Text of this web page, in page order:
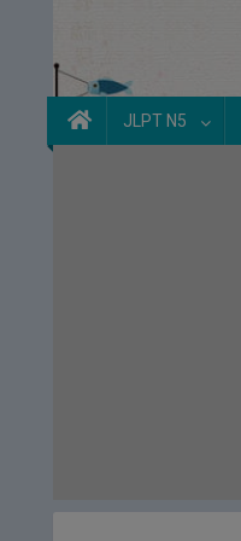
JLPT N5